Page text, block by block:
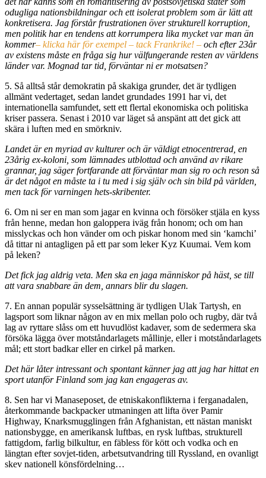
odugliga nationsbildningar och ett isolerat problem som är lätt att
konkretisera. Jag förstår frustrationen över strukturell korruption,
men politik har en tendens att korrumpera lika mycket var man än
kommer– klicka här för exempel – tack Frankrike! – och efter 23år
av existens måste en fråga sig hur välfungerande resten av världens
länder var. Mognad tar tid, förväntar ni er motsatsen?
5. Så alltså står demokratin på skakiga grunder, det är tydligen
allmänt vedertaget, sedan landet grundades 1991 har vi, det
internationella samfundet, sett ett flertal ekonomiska och politiska
kriser passera. Senast i 2010 var läget så anspänt att det gick att
skära i luften med en smörkniv.
Landet är en myriad av kulturer och är väldigt etnocentrerad, en
23årig ex-koloni, som lämnades utblottad och använd av rikare
grannar, jag säger fortfarande att förväntar man sig ro och reson så
är det något en måste ta i tu med i sig själv och sin bild på världen,
men tack för varningen hets-skribenter.
6. Om ni ser en man som jagar en kvinna och försöker stjäla en kyss
från henne, medan hon galoppera iväg från honom; och om han
misslyckas och hon vänder om och piskar honom med sin ‘kamchi’
då tittar ni antagligen på ett par som leker Kyz Kuumai. Vem kom
på leken?
Det fick jag aldrig veta. Men ska en jaga människor på häst, se till
att vara snabbare än dem, annars blir du slagen.
7. En annan populär sysselsättning är tydligen Ulak Tartysh, en
lagsport som liknar någon av en mix mellan polo och rugby, där två
lag av ryttare slåss om ett huvudlöst kadaver, som de sedermera ska
försöka lägga över motståndarlagets mållinje, eller i motståndarlagets
mål; ett stort badkar eller en cirkel på marken.
Det här låter intressant och spontant känner jag att jag har hittat en
sport utanför Finland som jag kan engageras av.
8. Sen har vi Manaseposet, de etniskakonflikterna i ferganadalen,
återkommande backpacker utmaningen att lifta över Pamir
Highway, Knarksmugglingen från Afghanistan, ett nästan maniskt
nationsbygge, en amerikansk luftbas, en rysk luftbas, strukturell
fattigdom, farlig bilkultur, en fäbless för kött och vodka och en
längtan efter sovjet-tiden, arbetsutvandring till Ryssland, en ovanligt
skev nationell könsfördelning…